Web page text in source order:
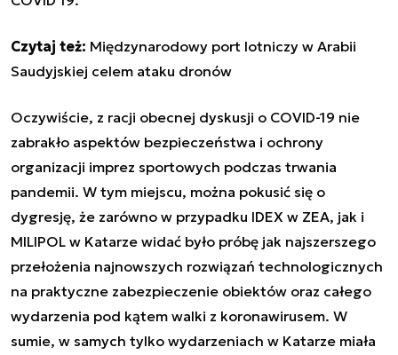
Czytaj też: Międzynarodowy port lotniczy w Arabii
Saudyjskiej celem ataku dronów
Oczywiście, z racji obecnej dyskusji o COVID-19 nie
zabrakło aspektów bezpieczeństwa i ochrony
organizacji imprez sportowych podczas trwania
pandemii. W tym miejscu, można pokusić się o
dygresję, że zarówno w przypadku IDEX w ZEA, jak i
MILIPOL w Katarze widać było próbę jak najszerszego
przełożenia najnowszych rozwiązań technologicznych
na praktyczne zabezpieczenie obiektów oraz całego
wydarzenia pod kątem walki z koronawirusem. W
sumie, w samych tylko wydarzeniach w Katarze miała